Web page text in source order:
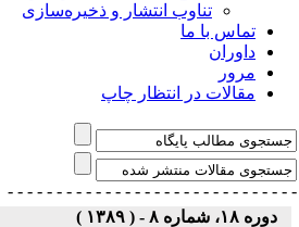
تناوب انتشار و ذخیره‌سازی
تماس با ما
داوران
مرور
مقالات در انتظار چاپ
- - - - - - - - - - - - -
- - - - - - - - - - - - - - -
دوره ۱۸، شماره ۸ - ( ۱۳۸۹ )